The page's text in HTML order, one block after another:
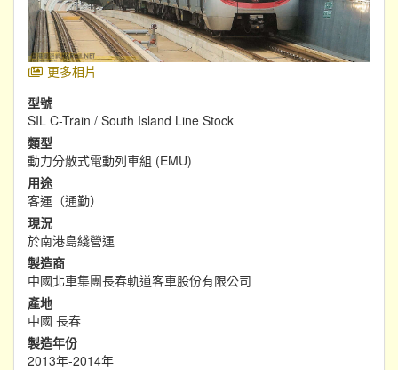
更多相片
型號
SIL C-Train / South Island Line Stock
類型
動力分散式電動列車組 (EMU)
用途
客運（通勤）
現況
於南港島綫營運
製造商
中國北車集團長春軌道客車股份有限公司
產地
中國 長春
製造年份
2013年-2014年